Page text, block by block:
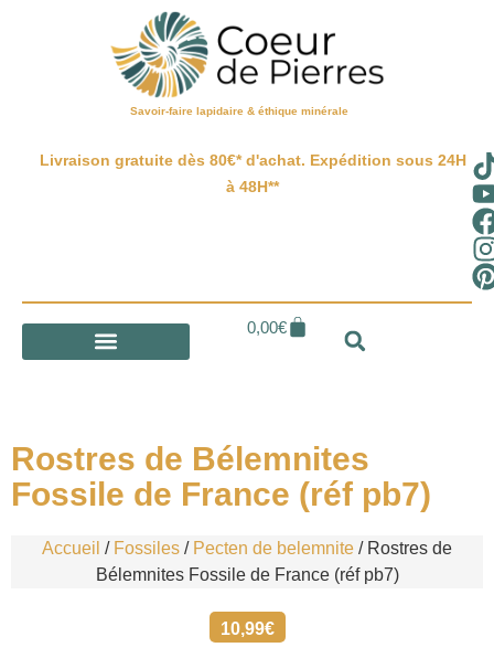
Savoir-faire lapidaire & éthique minérale
Livraison gratuite dès 80€* d'achat. Expédition sous 24H
à 48H**
0,00€
Rostres de Bélemnites
Fossile de France (réf pb7)
Accueil / Fossiles / Pecten de belemnite / Rostres de
Bélemnites Fossile de France (réf pb7)
10,99€